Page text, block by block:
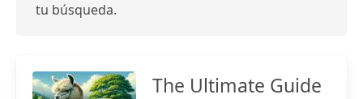
tu búsqueda.
The Ultimate Guide